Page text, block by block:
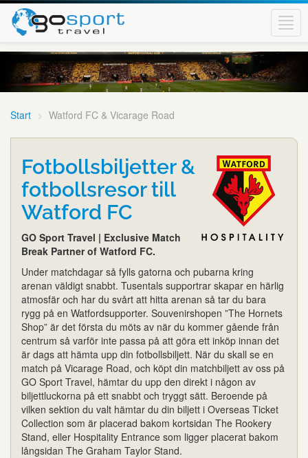
Start Watford FC & Vicarage Road
Fotbollsbiljetter &
fotbollsresor till
Watford FC
GO Sport Travel | Exclusive Match
Break Partner of Watford FC.
Under matchdagar så fylls gatorna och pubarna kring
arenan väldigt snabbt. Tusentals supportrar skapar en härlig
atmosfär och har du svårt att hitta arenan så tar du bara
rygg på en Watfordsupporter. Souvenirshopen ”The Hornets
Shop” är det första du möts av när du kommer gående från
centrum så varför inte passa på att göra ett inköp innan det
är dags att hämta upp din fotbollsbiljett. När du skall se en
match på Vicarage Road, och köpt din matchbiljett av oss på
GO Sport Travel, hämtar du upp den direkt i någon av
biljettluckorna på ett snabbt och tryggt sätt. Beroende på
vilken sektion du valt hämtar du din biljett i Overseas Ticket
Collection som är placerad bakom kortsidan The Rookery
Stand, eller Hospitality Entrance som ligger placerat bakom
långsidan The Graham Taylor Stand.